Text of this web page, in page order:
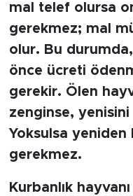
mal telef olursa
gerekmez; mal
olur. Bu
önce ücreti
gerekir. Ölen
zenginse, yenisini
Yoksulsa yeniden
gerekmez.
Kurbanlık